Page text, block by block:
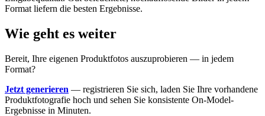
Format liefern die besten Ergebnisse.
Wie geht es weiter
Bereit, Ihre eigenen Produktfotos auszuprobieren — in jedem
Format?
Jetzt generieren — registrieren Sie sich, laden Sie Ihre vorhandene
Produktfotografie hoch und sehen Sie konsistente On-Model-
Ergebnisse in Minuten.